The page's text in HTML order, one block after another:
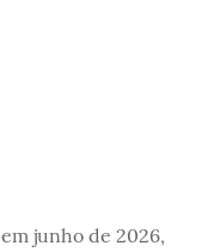
em junho de 2026,